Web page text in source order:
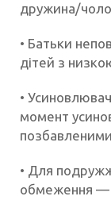
дружина/
• Батьки
дітей з
•
момент
позбавленими
• Для
обмеження —